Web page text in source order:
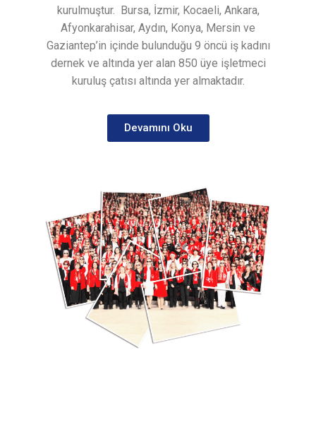
kurulmuştur. Bursa, İzmir, Kocaeli, Ankara,
Afyonkarahisar, Aydın, Konya, Mersin ve
Gaziantep’in içinde bulunduğu 9 öncü iş kadını
dernek ve altında yer alan 850 üye işletmeci
kuruluş çatısı altında yer almaktadır.
Devamını Oku